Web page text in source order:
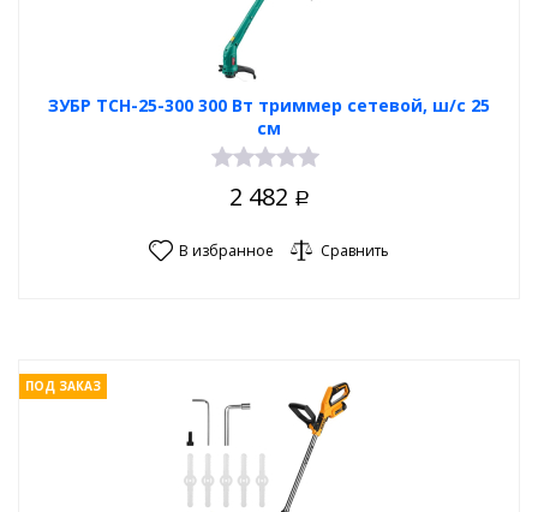
ЗУБР ТСН-25-300 300 Вт триммер сетевой, ш/с 25
см
2 482 Р
В избранное Сравнить
ПОД ЗАКАЗ